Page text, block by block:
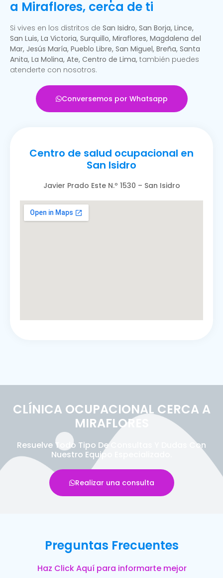
a Miraflores, cerca de ti
Si vives en los distritos de San Isidro, San Borja, Lince,
San Luis, La Victoria, Surquillo, Miraflores, Magdalena del
Mar, Jesús María, Pueblo Libre, San Miguel, Breña, Santa
Anita, La Molina, Ate, Centro de Lima, también puedes
atenderte con nosotros.
Conversemos por Whatsapp
Centro de salud ocupacional en
San Isidro
Javier Prado Este N.º 1530 – San Isidro
CLÍNICA OCUPACIONAL CERCA A
MIRAFLORES
Resuelve Todo Tipo De Consultas Y Dudas Con
Nuestro Equipo Especializado.
Realizar una consulta
Preguntas Frecuentes
Haz Click Aquí para informarte mejor